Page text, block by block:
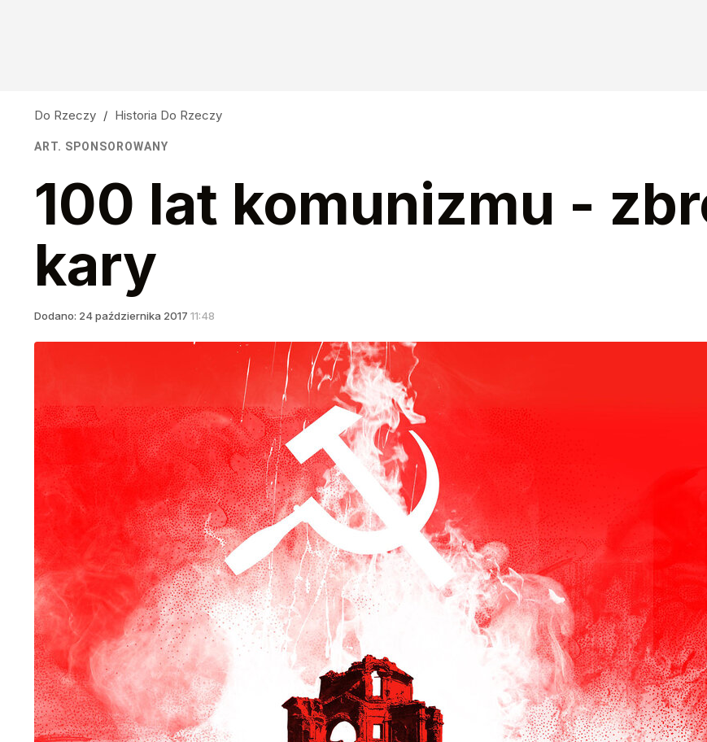
Do Rzeczy / Historia Do Rzeczy
ART. SPONSOROWANY
100 lat komunizmu -
kary
Dodano: 24października 2017 11:48